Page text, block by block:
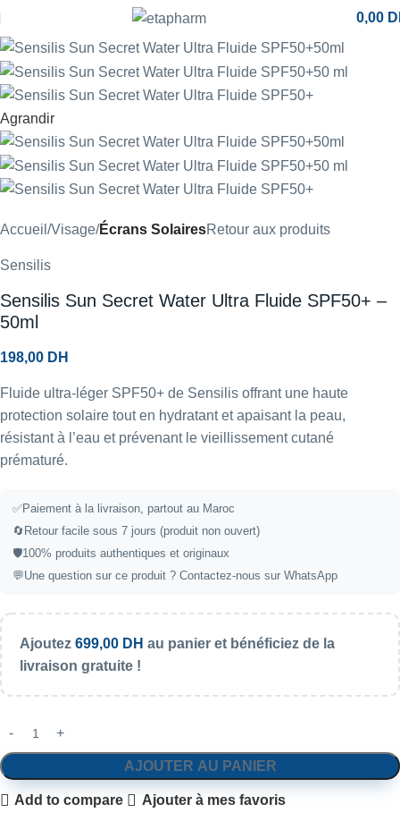
0,00
Agrandir
Accueil Visage Écrans SolairesRetour aux produits
Sensilis
Sensilis Sun Secret Water Ultra Fluide SPF50+ –
50ml
198,00 DH
Fluide ultra-léger SPF50+ de Sensilis offrant une haute
protection solaire tout en hydratant et apaisant la peau,
résistant à l’eau et prévenant le vieillissement cutané
prématuré.
✅Paiement à la livraison, partout au Maroc
🔄 Retour facile sous 7 jours (produit non ouvert)
🛡️100% produits authentiques et originaux
💬Une question sur ce produit ? Contactez-nous sur WhatsApp
Ajoutez 699,00 DH au panier et bénéficiez de la
livraison gratuite !
AJOUTER AU PANIER
Add to compare Ajouter à mes favoris